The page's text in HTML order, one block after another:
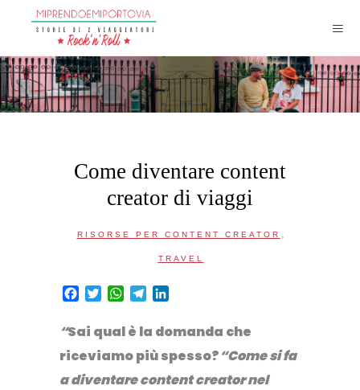
Come diventare content
creator di viaggi
RISORSE PER CONTENT CREATOR ,
TRAVEL
Facebook
TwitterWhatsApp
Telegram
“Sai qual è la domanda che
riceviamo più spesso?“Come si fa
a diventare content creatornel